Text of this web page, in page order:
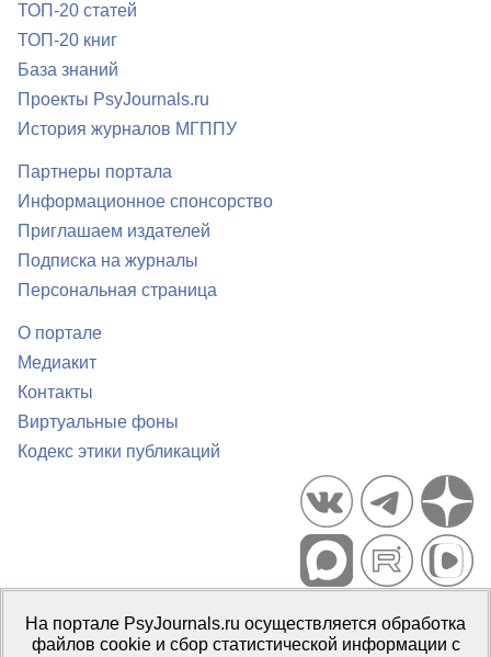
ТОП-20 статей
ТОП-20 книг
База знаний
Проекты PsyJournals.ru
История журналов МГППУ
Партнеры портала
Информационное спонсорство
Приглашаем издателей
Подписка на журналы
Персональная страница
О портале
Медиакит
Контакты
Виртуальные фоны
Кодекс этики публикаций
Портал психологических изданий PsyJournals.ru, 2007–2026
Правила использования материалов
На портале PsyJournals.ru осуществляется обработка
файлов cookie и сбор статистической информации с